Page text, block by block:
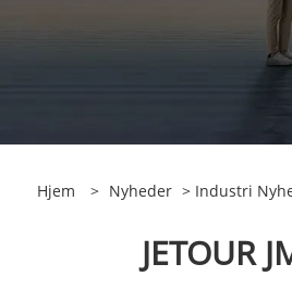
Hjem > Nyheder > Industri
JETOUR